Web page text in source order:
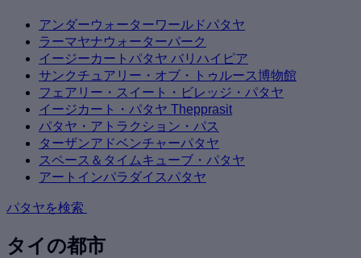
アンダーウォーターワールドパタヤ
ラーマヤナウォーターパーク
イージーカートパタヤ バリハイピア
サンクチュアリー・オブ・トゥルース博物館
フェアリー・スイート・ビレッジ・パタヤ
イージカート・パタヤ Thepprasit
パタヤ・アトラクション・パス
ターザンアドベンチャーパタヤ
スペース＆タイムキューブ・パタヤ
アートインパラダイスパタヤ
パタヤを検索
タイの都市